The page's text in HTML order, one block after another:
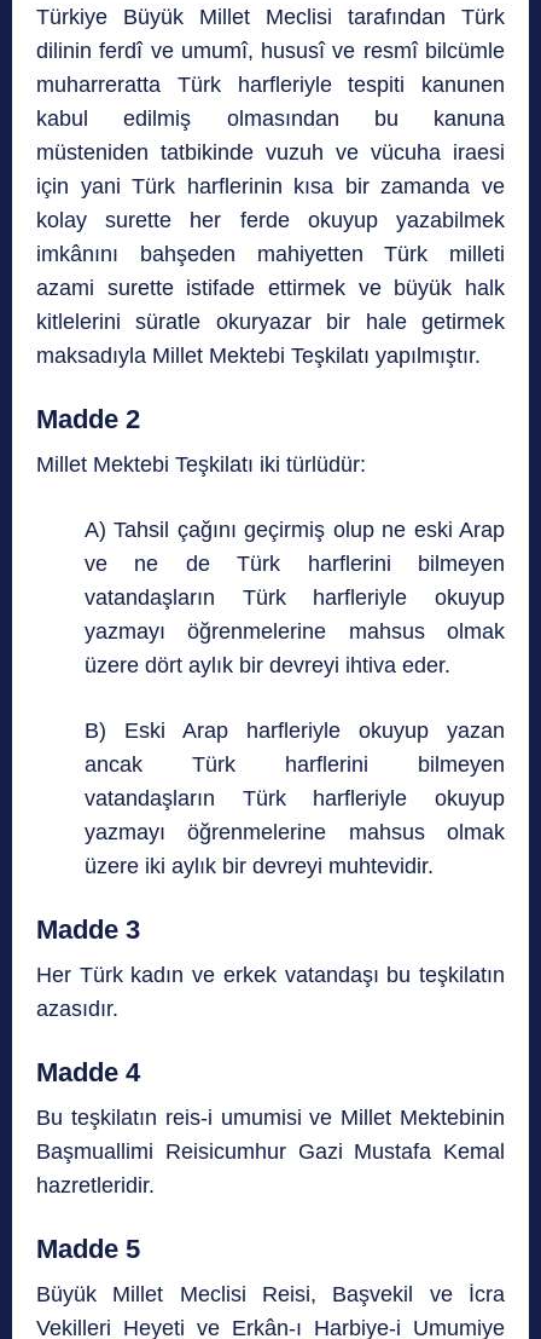
Türkiye Büyük Millet Meclisi tarafından Türk
dilinin ferdî ve umumî, hususî ve resmî bilcümle
muharreratta Türk harfleriyle tespiti kanunen
kabul edilmiş olmasından bu kanuna
müsteniden tatbikinde vuzuh ve vücuha iraesi
için yani Türk harflerinin kısa bir zamanda ve
kolay surette her ferde okuyup yazabilmek
imkânını bahşeden mahiyetten Türk milleti
azami surette istifade ettirmek ve büyük halk
kitlelerini süratle okuryazar bir hale getirmek
maksadıyla Millet Mektebi Teşkilatı yapılmıştır.
Madde 2
Millet Mektebi Teşkilatı iki türlüdür:
A) Tahsil çağını geçirmiş olup ne eski Arap
ve ne de Türk harflerini bilmeyen
vatandaşların Türk harfleriyle okuyup
yazmayı öğrenmelerine mahsus olmak
üzere dört aylık bir devreyi ihtiva eder.
B) Eski Arap harfleriyle okuyup yazan
ancak Türk harflerini bilmeyen
vatandaşların Türk harfleriyle okuyup
yazmayı öğrenmelerine mahsus olmak
üzere iki aylık bir devreyi muhtevidir.
Madde 3
Her Türk kadın ve erkek vatandaşı bu teşkilatın
azasıdır.
Madde 4
Bu teşkilatın reis-i umumisi ve Millet Mektebinin
Başmuallimi Reisicumhur Gazi Mustafa Kemal
hazretleridir.
Madde 5
Büyük Millet Meclisi Reisi, Başvekil ve İcra
Vekilleri Heyeti ve Erkân-ı Harbiye-i Umumiye